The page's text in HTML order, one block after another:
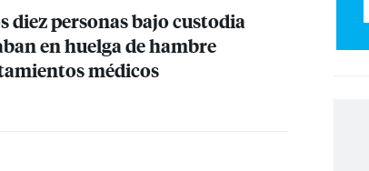
diez personas bajo custodia
en huelga de hambre
médicos